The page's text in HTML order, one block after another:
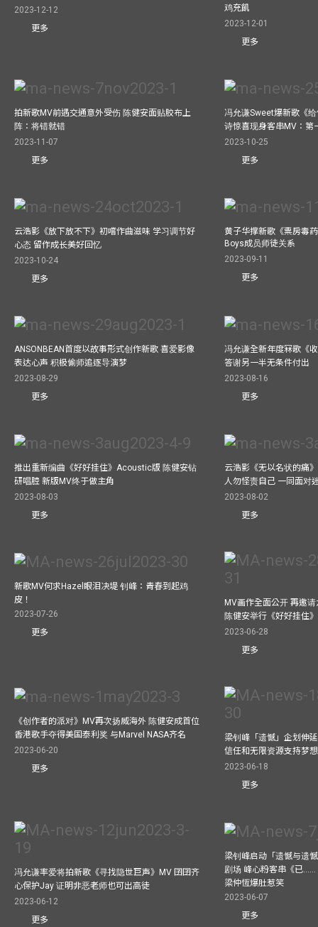
2023-12-12
更多
鸡充飢
2023-12-01
更多
拍新歌MV前遇交通意外受伤 陈健安面贴胶布上
阵：将错就错
2023-11-07
更多
冯允谦Sweet爆新歌《
诗惊喜现身客串MV：第
2023-10-25
更多
云浩影《放下放不下》初嚐作曲滋味 学习调节好
心态 留作成长美好回忆
2023-10-24
更多
黄子华撑新歌《票房毒
Boys成员师徒关系
2023-09-11
更多
ANSONBEAN首度以故事形式创作新歌 喜爱影像
表达心声 积极偷师追逐导演梦
2023-08-29
更多
冯允谦全新年度冧歌《
答谢另一半无条件付出
2023-08-16
更多
推出重新编曲《好好挂住》Acoustic版 陈健安钻
研唱腔 新版MV终于做主角
2023-08-03
更多
云浩影《无以名状的痛
人勿怪责自己 一同面对
2023-08-02
更多
新歌MV何求Hazel眼泪决堤 钊峰：青春到起鸡
皮！
2023-07-26
更多
MV画作全面公开 再邀
陈健安举行《好好挂住
2023-06-28
更多
《创作者的派对》MV再次扬威海外 陈健安成首位
香港歌手夺得美国泰利奖 与Marvel NASA齐名
2023-06-20
更多
梁钊峰「遗憾」企划伸
信任和无限资源支持梦
2023-06-18
更多
冯允谦率爱将拍新歌《寻找隐世巨声》MV 囝囝齐
心保护Jay 证明非恶老师也可出高徒
2023-06-12
更多
梁钊峰启动「遗憾与遗
剧场 峰心粉客串《已
梁仲恆爆肚惹笑
2023-06-07
更多